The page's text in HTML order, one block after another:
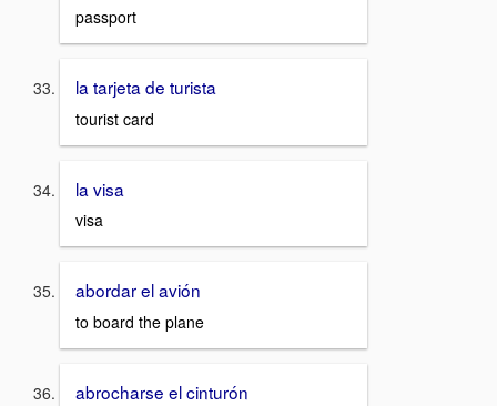
passport
la tarjeta de turista
tourist card
la visa
visa
abordar el avión
to board the plane
abrocharse el cinturón